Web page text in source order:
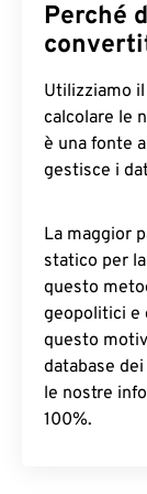
Perché
Utilizziamo
calcolare le
è una fonte
gestisce i
La maggior
statico per
questo
geopolitici e
questo
database
le nostre
100%.